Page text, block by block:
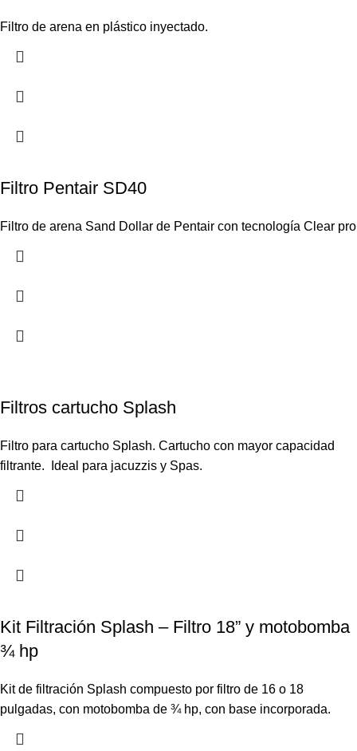
Filtro de arena en plástico inyectado.
Filtro Pentair SD40
Filtro de arena Sand Dollar de Pentair con tecnología Clear pro
Filtros cartucho Splash
Filtro para cartucho Splash. Cartucho con mayor capacidad
filtrante. Ideal para jacuzzis y Spas.
Kit Filtración Splash – Filtro 18” y motobomba
¾ hp
Kit de filtración Splash compuesto por filtro de 16 o 18
pulgadas, con motobomba de ¾ hp, con base incorporada.